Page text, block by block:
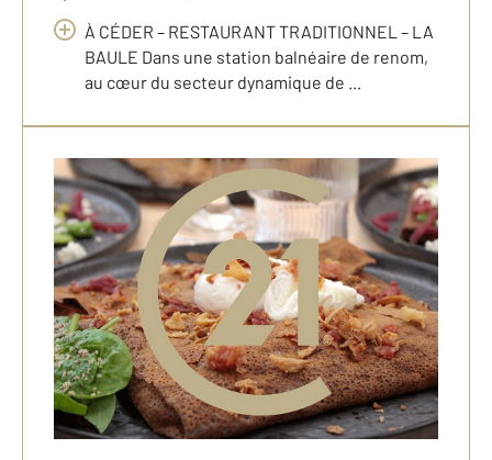
À CÉDER – RESTAURANT TRADITIONNEL – LA
BAULE Dans une station balnéaire de renom,
au cœur du secteur dynamique de ...